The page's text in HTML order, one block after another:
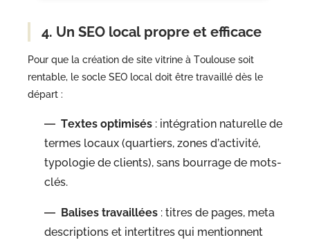
4. Un SEO local propre et efficace
Pour que la création de site vitrine à Toulouse soit
rentable, le socle SEO local doit être travaillé dès le
départ :
Textes optimisés : intégration naturelle de
termes locaux (quartiers, zones d’activité,
typologie de clients), sans bourrage de mots-
clés.
Balises travaillées : titres de pages, meta
descriptions et intertitres qui mentionnent